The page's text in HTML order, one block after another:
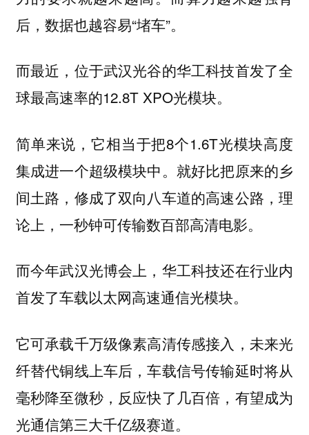
后，数据也越容易“堵车”。
而最近，位于武汉光谷的华工科技首发了全
球最高速率的12.8T XPO光模块。
简单来说，它相当于把8个1.6T光模块高度
集成进一个超级模块中。就好比把原来的乡
间土路，修成了双向八车道的高速公路，理
论上，一秒钟可传输数百部高清电影。
而今年武汉光博会上，华工科技还在行业内
首发了车载以太网高速通信光模块。
它可承载千万级像素高清传感接入，未来光
纤替代铜线上车后，车载信号传输延时将从
毫秒降至微秒，反应快了几百倍，有望成为
光通信第三大千亿级赛道。